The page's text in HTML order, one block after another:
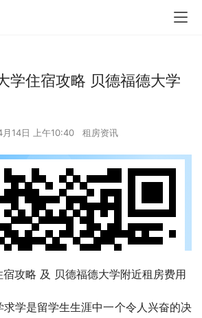
学住宿攻略 贝德福德大学
14日 上午10:40 租房资讯
攻略 及 贝德福德大学附近租房费用
学是留学生生涯中一个令人兴奋的决